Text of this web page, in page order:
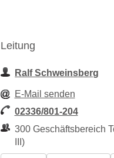
Leitung
Ralf Schweinsberg
E-Mail senden
02336/801-204
300 Geschäftsbereich
III)